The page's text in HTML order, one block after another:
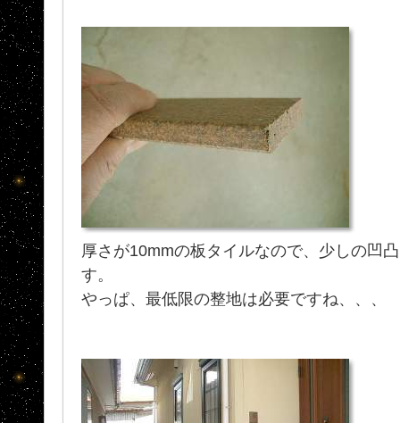
厚さが10mmの板タイルなので、少しの凹
す。
やっぱ、最低限の整地は必要ですね、、